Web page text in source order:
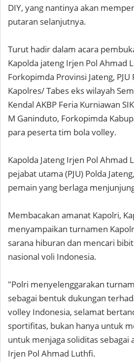
DIY, yang nantinya akan
putaran selanjutnya.
Turut hadir dalam acara
Kapolda jateng Irjen Pol Ahmad
Forkopimda Provinsi Jateng, PJU
Kapolres/ Tabes eks wilayah
Kendal AKBP Feria Kurniawan
M Ganinduto, Forkopimda
para peserta tim bola volley.
Kapolda Jateng Irjen Pol Ahmad
pejabat utama (PJU) Polda
pemain yang berlaga
Membacakan amanat Kapolri,
menyampaikan turnamen
sarana hiburan dan mencari
nasional voli Indonesia.
"Polri menyelenggarakan
sebagai bentuk dukungan
volley Indonesia, selamat
sportifitas, bukan hanya untuk
untuk menjaga soliditas sebagai
Irjen Pol Ahmad Luthfi.